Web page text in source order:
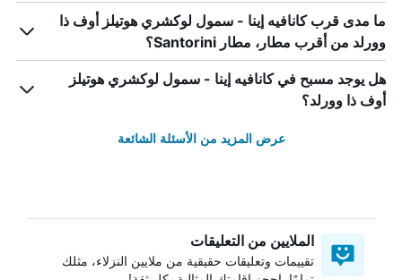
ما مدى قرب كانافيه إينا - سمول لوكشري هوتيلز أوف ذا
وورلد من أقرب مطار، مطار Santorini؟
هل يوجد مسبح في كانافيه إينا - سمول لوكشري هوتيلز
أوف ذا وورلد؟
عرض المزيد من الأسئلة الشائعة
الملايين من التعليقات
تقييمات وتعليقات حقيقية من ملايين النزلاء، مثلك